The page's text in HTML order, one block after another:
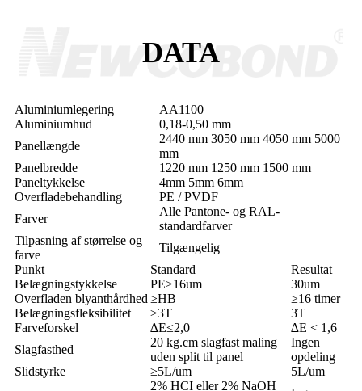
DATA
Aluminiumlegering
AA1100
Aluminiumhud
0,18-0,50 mm
Panellængde
2440 mm 3050 mm 4050 mm 5000
mm
Panelbredde
1220 mm 1250 mm 1500 mm
Paneltykkelse
4mm 5mm 6mm
Overfladebehandling
PE / PVDF
Farver
Alle Pantone- og RAL-
standardfarver
Tilpasning af størrelse og
farve
Tilgængelig
Punkt
Standard
Resultat
Belægningstykkelse
PE≥16um
30um
Overfladen blyanthårdhed ≥HB
≥16 timer
Belægningsfleksibilitet
≥3T
3T
Farveforskel
∆E≤2,0
∆E < 1,6
Slagfasthed
20 kg.cm slagfast maling
uden split til panel
Ingen
opdeling
Slidstyrke
≥5L/um 5L/um
2% HCI eller 2% NaOH